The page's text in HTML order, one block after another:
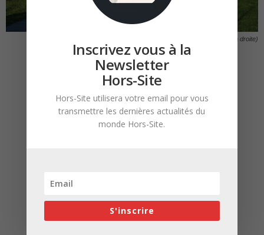
La tour Ten Degrees (à gauche) et la tour College Road (à droite)
Inscrivez vous à la
Newsletter
Hors-Site
Hors-Site utilisera votre email pour vous
transmettre les dernières actualités du
monde Hors-Site.
S'inscrire